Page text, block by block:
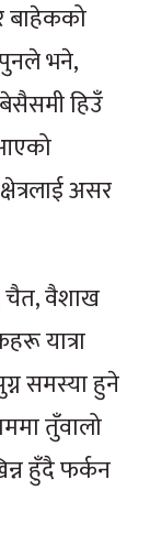
बाहेकको
भने,
हिउँ
आएको
असर
चैत, वैशाख
यात्रा
समस्या हुने
तुँवालो
हुँदै फर्कन